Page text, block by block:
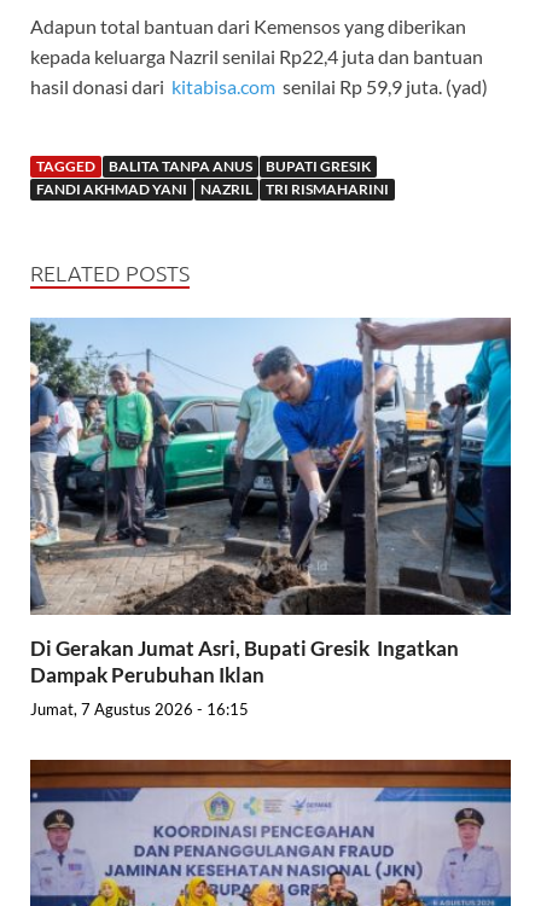
Adapun total bantuan dari Kemensos yang diberikan
kepada keluarga Nazril senilai Rp22,4 juta dan bantuan
hasil donasi dari kitabisa.com senilai Rp 59,9 juta. (yad)
TAGGED BALITA TANPA ANUS
BUPATI GRESIK
FANDI AKHMAD YANI
NAZRIL TRI RISMAHARINI
RELATED POSTS
Di Gerakan Jumat Asri, Bupati Gresik Ingatkan
Dampak Perubuhan Iklan
Jumat, 7 Agustus 2026 - 16:15